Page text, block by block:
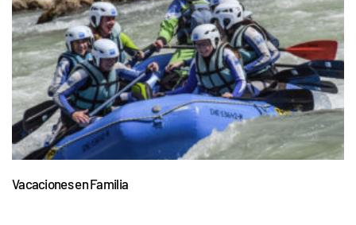
Vacaciones en Familia